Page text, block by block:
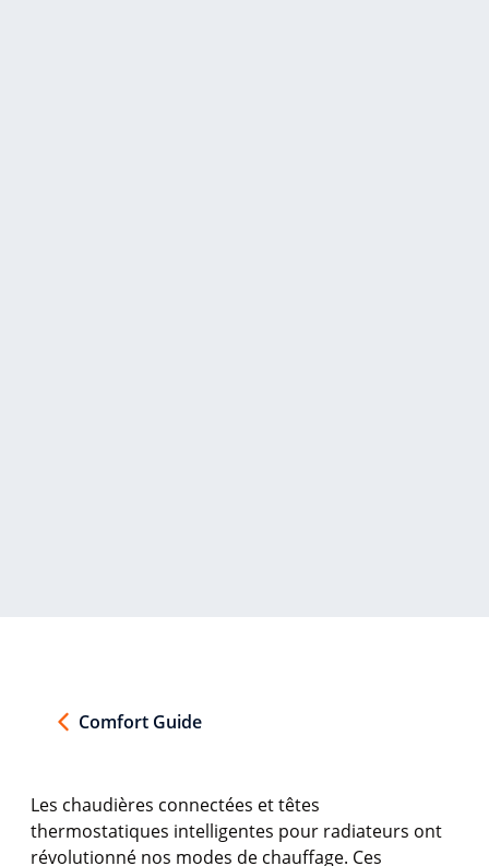
Comfort Guide
Les chaudières connectées ettêtes
thermostatiques intelligentes pour radiateurs ont
révolutionné nos modes de chauffage. Ces